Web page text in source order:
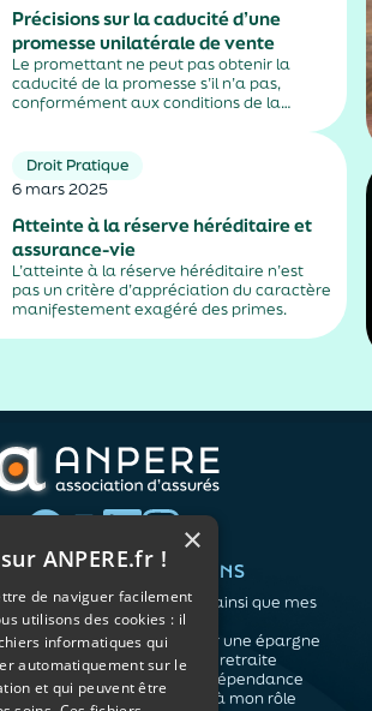
Précisions sur la caducité d’une
promesse unilatérale de vente
Le promettant ne peut pas obtenir la
caducité de la promesse s’il n’a pas,
conformément aux conditions de la
Droit Pratique
6 mars 2025
Atteinte à la réserve héréditaire et
assurance-vie
L’atteinte à la réserve héréditaire n’est
pas un critère d’appréciation du caractère
manifestement exagéré des primes.
? VOS BESOINS
Me protéger ainsi que mes
proches
Me constituer une épargne
Préparer ma retraite
Anticiper la dépendance
Me préparer à mon rôle
×
ANPERE.fr !
de naviguer facilement
utilisons des cookies : il
informatiques qui
automatiquement sur le
et qui peuvent être